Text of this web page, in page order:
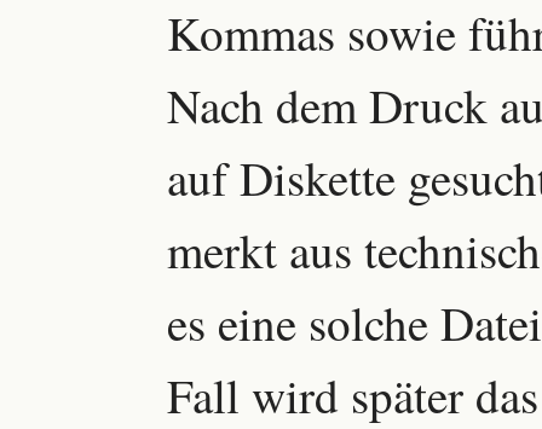
Kommas sowie
Nach dem Druck
auf Diskette
merkt aus
es eine solche
Fall wird später